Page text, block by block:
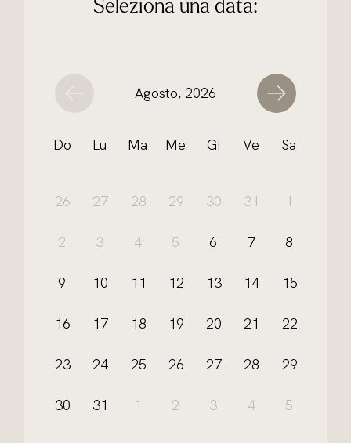
Seleziona una data:
Agosto, 2026
Do Lu Ma Me Gi Ve Sa
26 27 28 29 30 31 1
2 3 4 5 6 7 8
9 10 11 12 13 14 15
16 17 18 19 20 21 22
23 24 25 26 27 28 29
30 31 1 2 3 4 5